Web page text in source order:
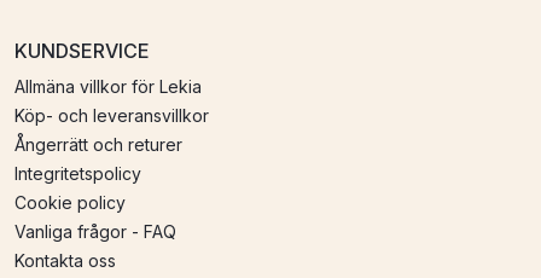
KUNDSERVICE
Allmäna villkor för Lekia
Köp- och leveransvillkor
Ångerrätt och returer
Integritetspolicy
Cookie policy
Vanliga frågor - FAQ
Kontakta oss